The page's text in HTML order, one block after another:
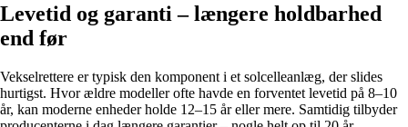
Levetid og garanti – længere holdbarhed
end før
Vekselrettere er typisk den komponent i et solcelleanlæg, der slides
hurtigst. Hvor ældre modeller ofte havde en forventet levetid på 8–10
år, kan moderne enheder holde 12–15 år eller mere. Samtidig tilbyder